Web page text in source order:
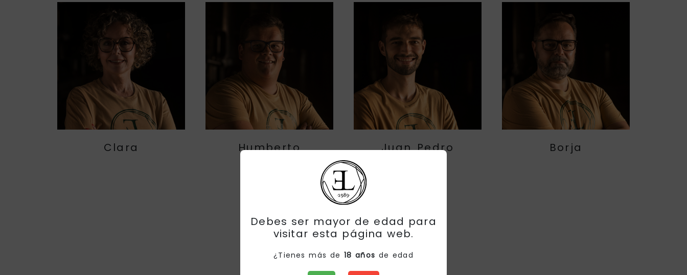
Debes ser mayor de edad para
visitar esta página web.
¿Tienes más de 18 años de edad
Clara Humberto Juan Pedro Borja